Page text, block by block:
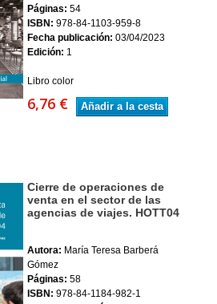
Páginas: 54
ISBN: 978-84-1103-959-8
Fecha publicación: 03/04/2023
Edición: 1
Libro color
6,76 € Añadir a la cesta
Cierre de operaciones de
venta en el sector de las
agencias de viajes. HOTT04
Autora: María Teresa Barberá
Gómez
Páginas: 58
ISBN: 978-84-1184-982-1